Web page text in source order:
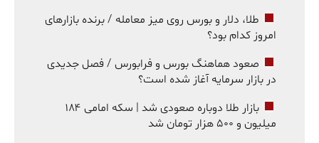
طلا، دلار و بورس روی میز معامله / برنده بازارهای
امروز کدام بود؟
صعود هماهنگ بورس و فرابورس / فصل جدیدی
در بازار سرمایه آغاز شده است؟
بازار طلا دوباره صعودی شد | سکه امامی ۱۸۴
میلیون و ۵۰۰ هزار تومان شد